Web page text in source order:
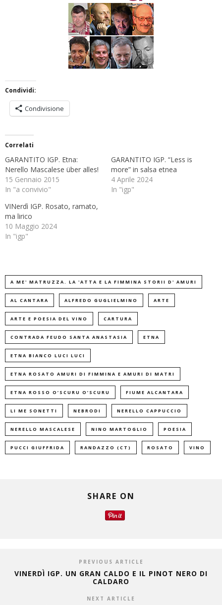
Condividi:
Condivisione
Correlati
GARANTITO IGP. Etna:
Nerello Mascalese über alles!
15 Gennaio 2015
In "a convivio"
GARANTITO IGP. “Less is
more” in salsa etnea
4 Aprile 2024
In "igp"
VINerdì IGP. Rosato, ramato,
ma lirico
10 Maggio 2024
In "igp"
A ME' MATRUZZA. LA 'ATTA E LA FIMMINA STORII D' AMURI
AL CANTARA ALFREDO GUGLIELMINO ARTE
ARTE E POESIA DEL VINO CARTURA
CONTRADA FEUDO SANTA ANASTASIA ETNA
ETNA BIANCO LUCI LUCI
ETNA ROSATO AMURI DI FIMMINA E AMURI DI MATRI
ETNA ROSSO O’SCURU O’SCURU FIUME ALCANTARA
LI ME SONETTI NEBRODI NERELLO CAPPUCCIO
NERELLO MASCALESE NINO MARTOGLIO POESIA
PUCCI GIUFFRIDA RANDAZZO (CT) ROSATO VINO
SHARE ON
PREVIOUS ARTICLE
VINERDÌ IGP. UN GRAN CALDO E IL PINOT NERO DI
CALDARO
NEXT ARTICLE